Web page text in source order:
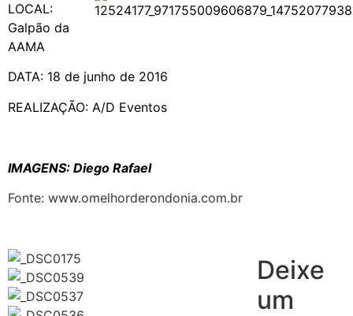
LOCAL:
Galpão da
AAMA
DATA: 18 de junho de 2016
REALIZAÇÃO: A/D Eventos
IMAGENS: Diego Rafael
Fonte: www.omelhorderondonia.com.br
Deixe
um